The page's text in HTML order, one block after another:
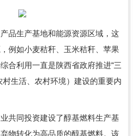
品生产基地和能源资源区域，这
例如小麦秸秆、玉米秸秆、苹果
合利用一直是陕西省政府推进“三
村生活、农村环境）建设的重要内
共同投资建设了醇基燃料生产基
物转化为高品质的醇基燃料。该